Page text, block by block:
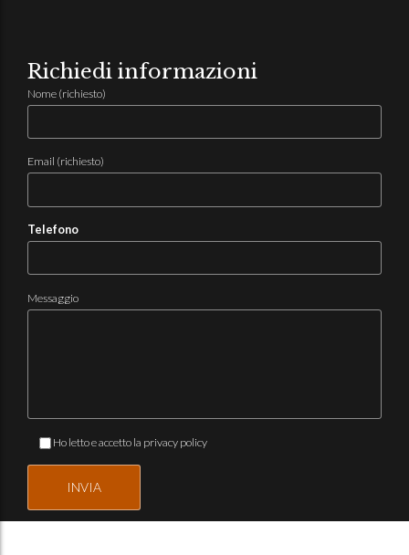
Richiedi informazioni
Nome (richiesto)
Email (richiesto)
Telefono
Messaggio
Ho letto e accetto la privacy policy